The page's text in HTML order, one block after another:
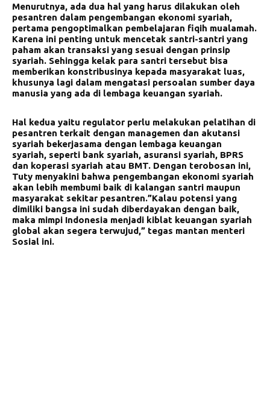
Menurutnya, ada dua hal yang harus dilakukan oleh
pesantren dalam pengembangan ekonomi syariah,
pertama pengoptimalkan pembelajaran fiqih mualamah.
Karena ini penting untuk mencetak santri-santri yang
paham akan transaksi yang sesuai dengan prinsip
syariah. Sehingga kelak para santri tersebut bisa
memberikan konstribusinya kepada masyarakat luas,
khusunya lagi dalam mengatasi persoalan sumber daya
manusia yang ada di lembaga keuangan syariah.
Hal kedua yaitu regulator perlu melakukan pelatihan di
pesantren terkait dengan managemen dan akutansi
syariah bekerjasama dengan lembaga keuangan
syariah, seperti bank syariah, asuransi syariah, BPRS
dan koperasi syariah atau BMT. Dengan terobosan ini,
Tuty menyakini bahwa pengembangan ekonomi syariah
akan lebih membumi baik di kalangan santri maupun
masyarakat sekitar pesantren.”Kalau potensi yang
dimiliki bangsa ini sudah diberdayakan dengan baik,
maka mimpi Indonesia menjadi kiblat keuangan syariah
global akan segera terwujud,” tegas mantan menteri
Sosial ini.